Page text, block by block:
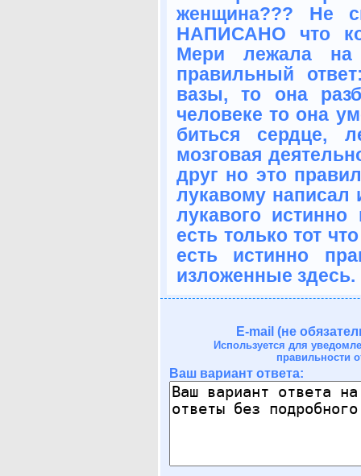
женщина??? Не
НАПИСАНО что
Мери лежала
правильный
вазы, то она
человеке то она
биться сердце,
мозговая
друг но это
лукавому
лукавого истинно
есть только тот
есть истинно
изложенные здесь.
E-mail (не
Используется для
правильности
Ваш вариант ответа: